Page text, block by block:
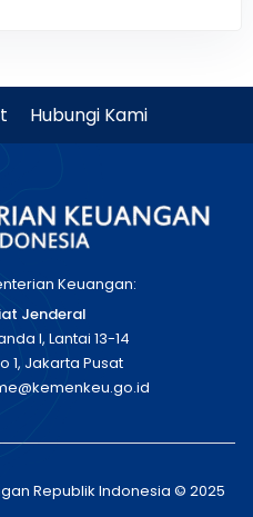
Hubungi Kami
Keuangan:
Jenderal
I, Lantai 13-14
1, Jakarta Pusat
Republik Indonesia © 2025